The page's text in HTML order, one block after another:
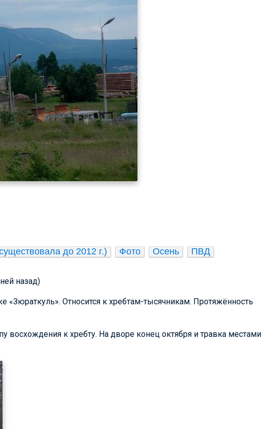
до 2012 г.) Фото Осень
ПВД
назад)
Относится к хребтам-тысячникам. Протяжённость
восхождения к хребту. На дворе конец октября и травка местами